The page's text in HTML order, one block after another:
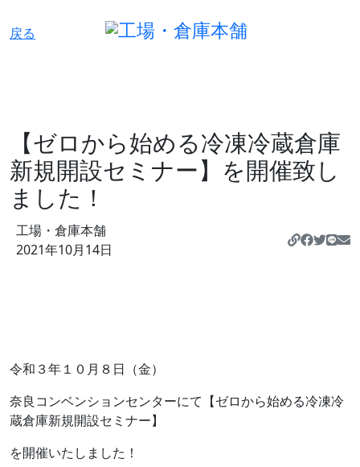
戻る
【ゼロから始める冷凍冷蔵倉庫
新規開設セミナー】を開催致し
ました！
工場・倉庫本舗
2021年10月14日
https://
令和３年１０月８日（金）
奈良コンベンションセンターにて【ゼロから始める冷凍冷
蔵倉庫新規開設セミナー】
を開催いたしました！